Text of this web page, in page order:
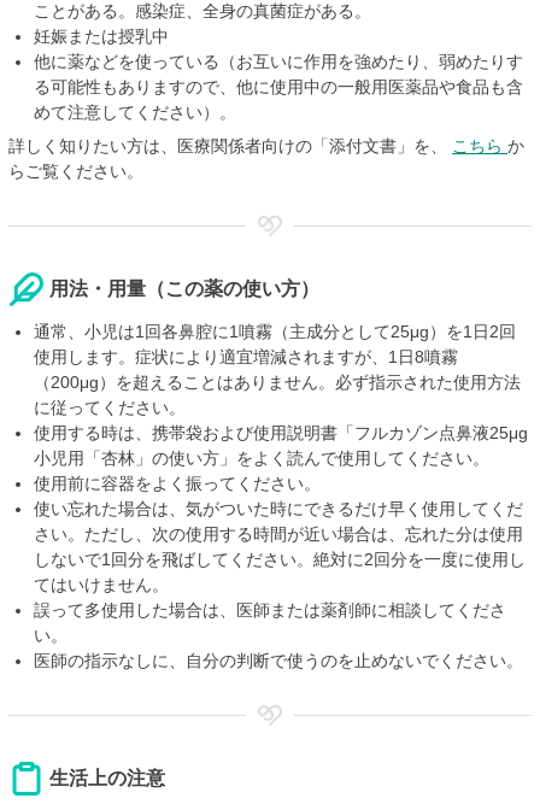
ことがある。感染症、全身の真菌症がある。
妊娠または授乳中
他に薬などを使っている（お互いに作用を強めたり、弱めたりす
る可能性もありますので、他に使用中の一般用医薬品や食品も含
めて注意してください）。
詳しく知りたい方は、医療関係者向けの「添付文書」を、
こちら か
らご覧ください。
用法・用量（この薬の使い方）
通常、小児は1回各鼻腔に1噴霧（主成分として25μg）を1日2回
使用します。症状により適宜増減されますが、1日8噴霧
（200μg）を超えることはありません。必ず指示された使用方法
に従ってください。
使用する時は、携帯袋および使用説明書「フルカゾン点鼻液25μg
小児用「杏林」の使い方」をよく読んで使用してください。
使用前に容器をよく振ってください。
使い忘れた場合は、気がついた時にできるだけ早く使用してくだ
さい。ただし、次の使用する時間が近い場合は、忘れた分は使用
しないで1回分を飛ばしてください。絶対に2回分を一度に使用し
てはいけません。
誤って多使用した場合は、医師または薬剤師に相談してくださ
い。
医師の指示なしに、自分の判断で使うのを止めないでください。
生活上の注意